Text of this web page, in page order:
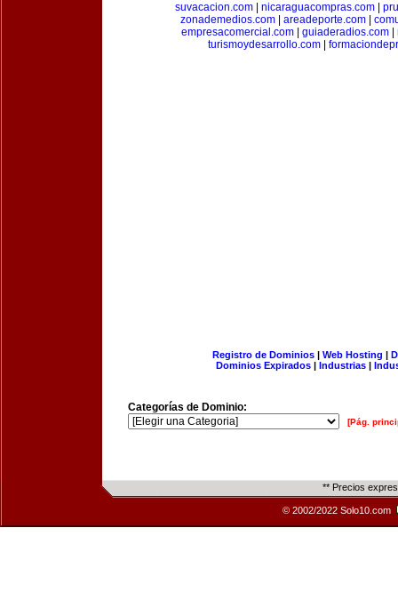
suvacacion.com| nicaraguacompras.com|
zonademedios.com| areadeporte.com|
empresacomercial.com| guiaderadios.com|
turismoydesarrollo.com
Registro de Dominios| Web Hosting |
Dominios Expirados | Industrias |
Categorías de Dominio:
[Pág.
** Precios
© 2002/2022 Solo10.com